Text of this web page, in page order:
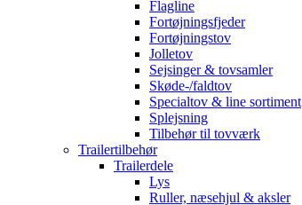
Flagline
Fortøjningsfjeder
Fortøjningstov
Jolletov
Sejsinger & tovsamler
Skøde-/faldtov
Specialtov & line sortiment
Splejsning
Tilbehør til tovværk
Trailertilbehør
Trailerdele
Lys
Ruller, næsehjul & aksler